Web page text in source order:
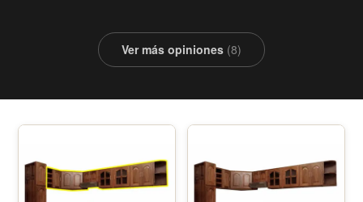
Ver más opiniones(8)